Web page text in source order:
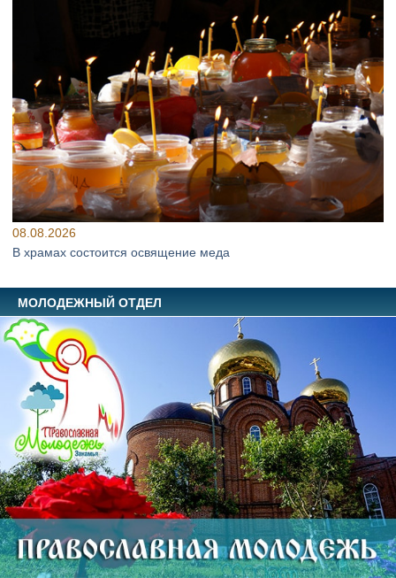
08.08.2026
В храмах состоится освящение меда
МОЛОДЕЖНЫЙ ОТДЕЛ